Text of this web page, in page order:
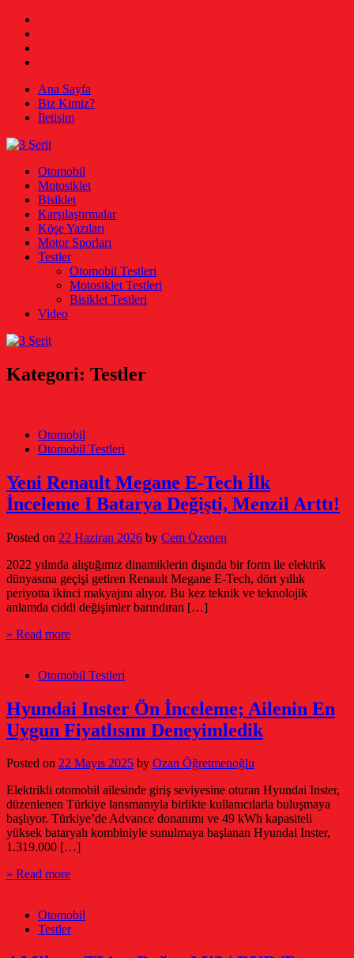
Skip
content
Ana Sayfa
Biz Kimiz?
İletişim
3 Şerit
Otomobil, Motosiklet, Bisiklet
Otomobil
Motosiklet
Bisiklet
Karşılaştırmalar
Köşe Yazıları
Motor Sporları
Testler
Otomobil Testleri
Motosiklet Testleri
Bisiklet Testleri
Video
Kategori: Testler
Otomobil
Otomobil Testleri
Yeni Renault Megane E-Tech İlk
İnceleme I Batarya Değişti, Menzil Arttı!
Posted on 22 Haziran 2026 by Cem Özenen
2022 yılında alıştığımız dinamiklerin dışında bir form ile elektrik
dünyasına geçişi getiren Renault Megane E-Tech, dört yıllık
periyotta ikinci makyajını alıyor. Bu kez teknik ve teknolojik
anlamda ciddi değişimler barındıran […]
» Read more
Otomobil Testleri
Hyundai Inster Ön İnceleme; Ailenin En
Uygun Fiyatlısını Deneyimledik
Posted on 22 Mayıs 2025 by Ozan Öğretmenoğlu
Elektrikli otomobil ailesinde giriş seviyesine oturan Hyundai Inster,
düzenlenen Türkiye lansmanıyla birlikte kullanıcılarla buluşmaya
başlıyor. Türkiye’de Advance donanımı ve 49 kWh kapasiteli
yüksek bataryalı kombiniyle sunulmaya başlanan Hyundai Inster,
1.319.000 […]
» Read more
Otomobil
Testler